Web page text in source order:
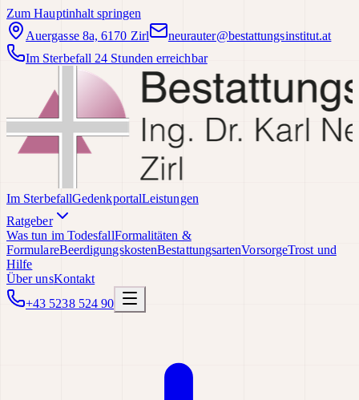
Zum Hauptinhalt springen
Auergasse 8a, 6170 Zirl
neurauter@bestattungsinstitut.at
Im Sterbefall 24 Stunden erreichbar
Im SterbefallGedenkportalLeistungen
Ratgeber
Was tun im TodesfallFormalitäten &
FormulareBeerdigungskostenBestattungsartenVorsorgeTrost und
Hilfe
Über unsKontakt
+43 5238 524 90